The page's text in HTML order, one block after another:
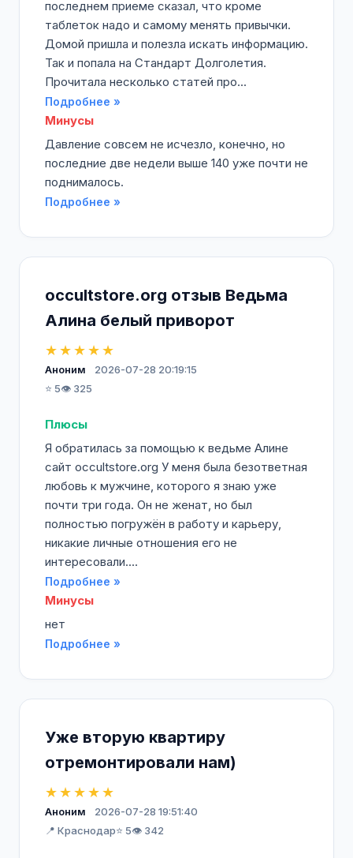
последнем приеме сказал, что кроме
таблеток надо и самому менять привычки.
Домой пришла и полезла искать информацию.
Так и попала на Стандарт Долголетия.
Прочитала несколько статей про...
Подробнее »
Минусы
Давление совсем не исчезло, конечно, но
последние две недели выше 140 уже почти не
поднималось.
Подробнее »
occultstore.org отзыв Ведьма
Алина белый приворот
★★★★★
Аноним
2026-07-28 20:19:15
⭐ 5👁️ 325
Плюсы
Я обратилась за помощью к ведьме Алине
сайт occultstore.org У меня была безответная
любовь к мужчине, которого я знаю уже
почти три года. Он не женат, но был
полностью погружён в работу и карьеру,
никакие личные отношения его не
интересовали....
Подробнее »
Минусы
нет
Подробнее »
Уже вторую квартиру
отремонтировали нам)
★★★★★
Аноним
2026-07-28 19:51:40
📍 Краснодар⭐ 5👁️ 342